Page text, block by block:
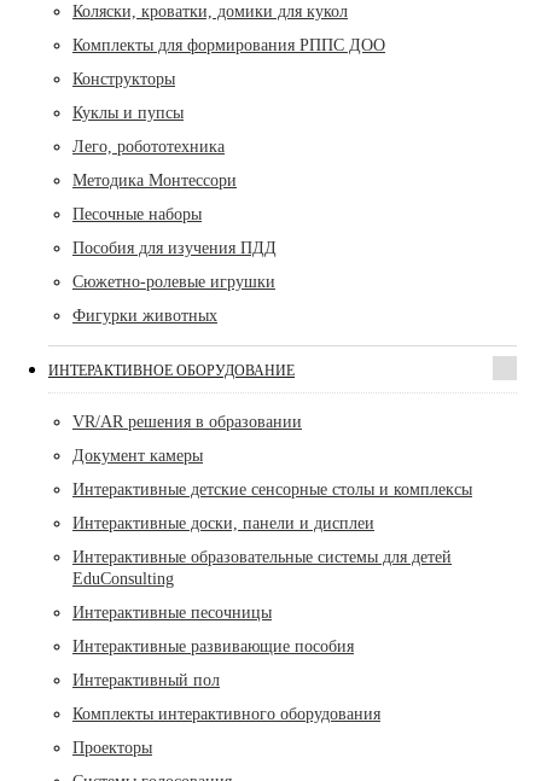
Коляски, кроватки, домики для кукол
Комплекты для формирования РППС ДОО
Конструкторы
Куклы и пупсы
Лего, робототехника
Методика Монтессори
Песочные наборы
Пособия для изучения ПДД
Сюжетно-ролевые игрушки
Фигурки животных
ИНТЕРАКТИВНОЕ ОБОРУДОВАНИЕ
VR/AR решения в образовании
Документ камеры
Интерактивные детские сенсорные столы и комплексы
Интерактивные доски, панели и дисплеи
Интерактивные образовательные системы для детей
EduConsulting
Интерактивные песочницы
Интерактивные развивающие пособия
Интерактивный пол
Комплекты интерактивного оборудования
Проекторы